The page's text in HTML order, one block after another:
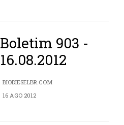
Boletim 903 -
16.08.2012
BIODIESELBR.COM
16 AGO 2012